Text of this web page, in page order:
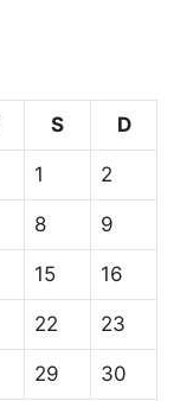
S D
1 2
8 9
15 16
22 23
29 30